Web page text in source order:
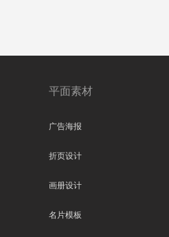
平面素材
广告海报
折页设计
画册设计
名片模板